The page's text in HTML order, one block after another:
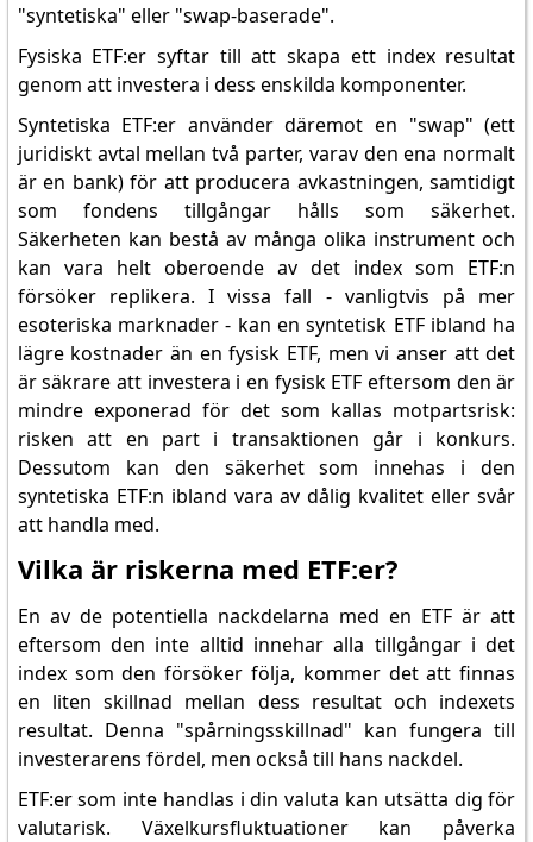
"syntetiska" eller "swap-baserade".
Fysiska ETF:er syftar till att skapa ett index resultat
genom att investera i dess enskilda komponenter.
Syntetiska ETF:er använder däremot en "swap" (ett
juridiskt avtal mellan två parter, varav den ena normalt
är en bank) för att producera avkastningen, samtidigt
som fondens tillgångar hålls som säkerhet.
Säkerheten kan bestå av många olika instrument och
kan vara helt oberoende av det index som ETF:n
försöker replikera. I vissa fall - vanligtvis på mer
esoteriska marknader - kan en syntetisk ETF ibland ha
lägre kostnader än en fysisk ETF, men vi anser att det
är säkrare att investera i en fysisk ETF eftersom den är
mindre exponerad för det som kallas motpartsrisk:
risken att en part i transaktionen går i konkurs.
Dessutom kan den säkerhet som innehas i den
syntetiska ETF:n ibland vara av dålig kvalitet eller svår
att handla med.
Vilka är riskerna med ETF:er?
En av de potentiella nackdelarna med en ETF är att
eftersom den inte alltid innehar alla tillgångar i det
index som den försöker följa, kommer det att finnas
en liten skillnad mellan dess resultat och indexets
resultat. Denna "spårningsskillnad" kan fungera till
investerarens fördel, men också till hans nackdel.
ETF:er som inte handlas i din valuta kan utsätta dig för
valutarisk. Växelkursfluktuationer kan påverka